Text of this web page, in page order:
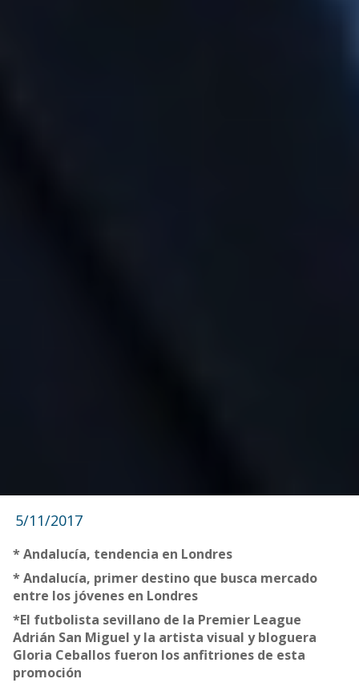
5/11/2017
* Andalucía, tendencia en Londres
* Andalucía, primer destino que busca mercado
entre los jóvenes en Londres
*El futbolista sevillano de la Premier League
Adrián San Miguel y la artista visual y bloguera
Gloria Ceballos fueron los anfitriones de esta
promoción